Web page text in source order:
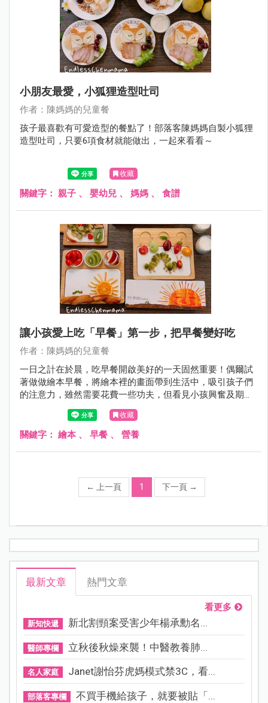
小朋友最愛，小狐狸造型吐司
作者：陳媽媽的兒童餐
孩子最喜歡有可愛造型的餐點了！部落客陳媽媽自製小狐狸
造型吐司，只要6項食材就能做出，一起來看看～
收藏
關鍵字： 親子 、 嬰幼兒 、 媽媽 、 食譜
讓小孩愛上吃「早餐」第一步，把早餐變好吃
作者：陳媽媽的兒童餐
一日之計在於晨，吃早餐開啟美好的一天固然重要！偶爾試
著做做繪本早餐，將繪本裡的畫面帶到生活中，吸引孩子們
的注意力，雖然需要花費一些功夫，但看見小孩興奮及期待
的表情，媽媽也做得好有成就感～
收藏
關鍵字： 繪本、 早餐 、 營養
← 上一頁 1 下一頁 →
最新文章 熱門文章
看更多
新知快遞 新北割頸案受害少年楊承勳名...
醫師專欄 立秋後秋燥來襲！中醫教養肺...
名人家庭 Janet謝怡芬虎媽模式禁3C，看...
部落客專欄 不買手機給孩子，就要被貼「...